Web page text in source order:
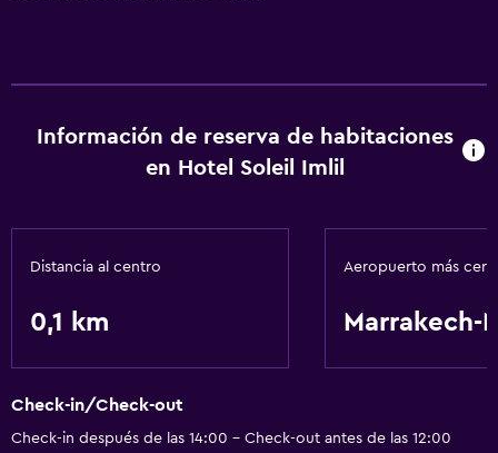
Información de reserva de habitaciones
en Hotel Soleil Imlil
Distancia al centro
0,1 km
Aeropuerto más
Marrakech-
Check-in/Check-out
Check-in después de las 14:00 - Check-out antes de las 12:00